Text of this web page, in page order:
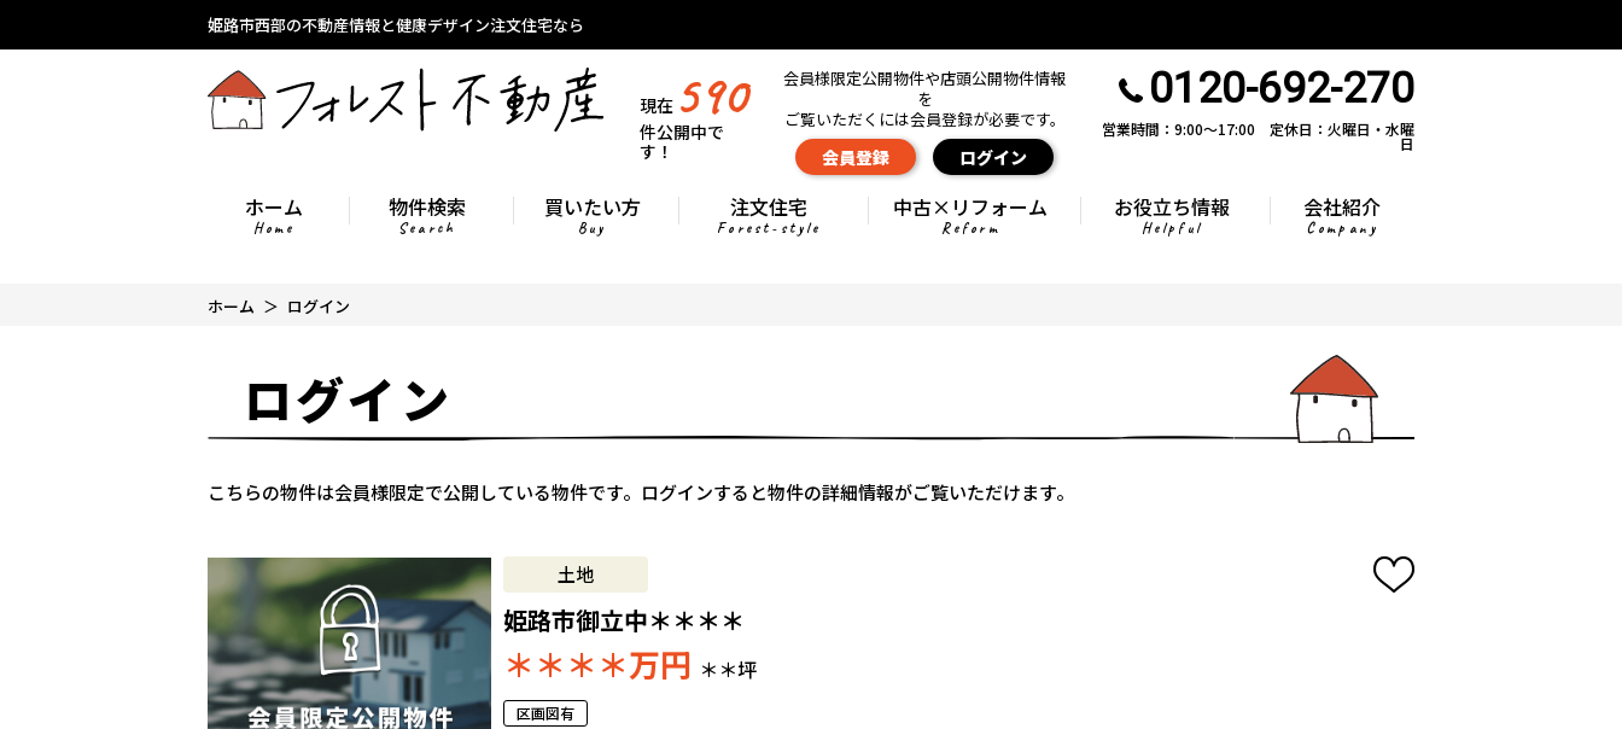
姫路市西部の不動産情報と健康デザイン注文住宅なら
現在590
件公開中で
す！
会員様限定公開物件や店頭公開物件情報
を
ご覧いただくには会員登録が必要です。
会員登録 ログイン
0120-692-270
営業時間：9:00〜17:00 定休日：火曜日・水曜
日
ホーム
Home
物件検索
Search
買いたい方
Buy
注文住宅
Forest-style
中古×リフォーム
Reform
お役立ち情報
Helpful
会社紹介
Company
ホーム ログイン
ログイン
こちらの物件は会員様限定で公開している物件です。ログインすると物件の詳細情報がご覧いただけます。
土地
姫路市御立中＊＊＊＊
＊＊＊＊万円 ＊＊坪
区画図有